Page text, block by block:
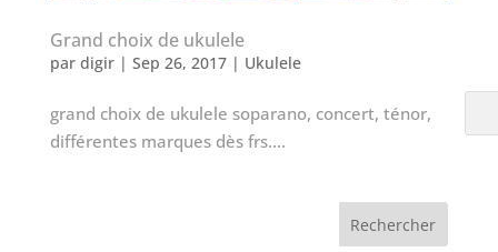
Grand choix de ukulele
par digir| Sep 26, 2017| Ukulele
grand choix de ukulele soparano, concert, ténor,
différentes marques dès frs....